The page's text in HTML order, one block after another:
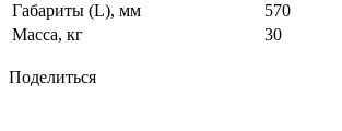
Габариты (L), мм
570
Масса, кг
30
Поделиться